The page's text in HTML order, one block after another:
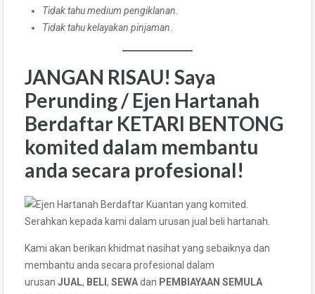
Tidak tahu medium pengiklanan.
Tidak tahu kelayakan pinjaman
JANGAN RISAU! Saya
Perunding / Ejen Hartanah
Berdaftar KETARI BENTONG
komited dalam membantu
anda secara profesional!
Serahkan kepada kami dalam urusan jual beli hartanah.
Kami akan berikan khidmat nasihat yang sebaiknya dan
membantu anda secara profesional dalam
urusan JUAL, BELI , SEWAdan PEMBIAYAAN SEMULA